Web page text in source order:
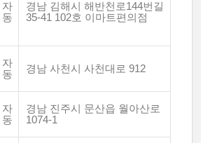
자
동
경남 김해시 해반천로144번길
35-41 102호 이마트편의점
자
동
경남 사천시 사천대로 912
자
동
경남 진주시 문산읍 월아산로
1074-1